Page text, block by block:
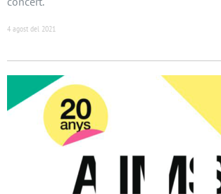
4 agost del 2021